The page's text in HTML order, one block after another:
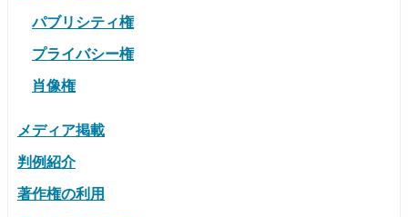
パブリシティ権
プライバシー権
肖像権
メディア掲載
判例紹介
著作権の利用